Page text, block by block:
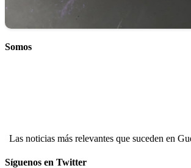
Somos
Las noticias más relevantes que suceden en
Síguenos en Twitter